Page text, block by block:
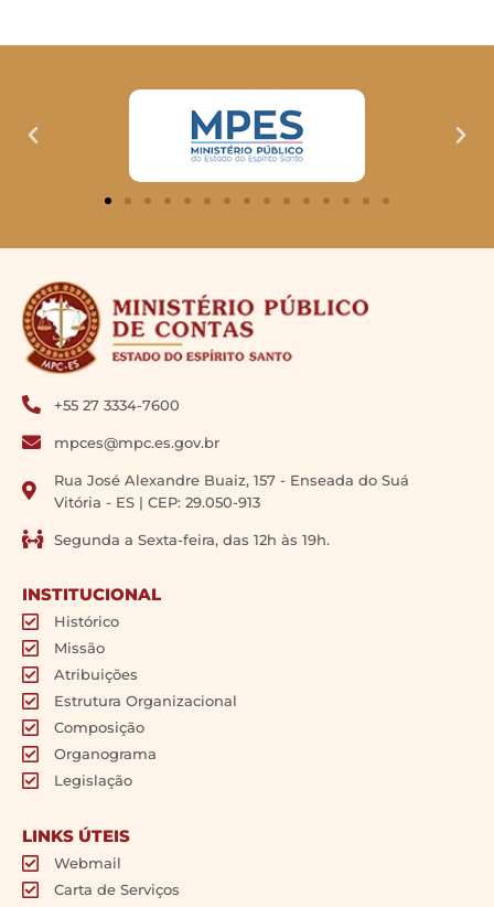
+55 27 3334-7600
mpces@mpc.es.gov.br
Rua José Alexandre Buaiz, 157 - Enseada do Suá
Vitória - ES | CEP: 29.050-913
Segunda a Sexta-feira, das 12h às 19h.
INSTITUCIONAL
Histórico
Missão
Atribuições
Estrutura Organizacional
Composição
Organograma
Legislação
LINKS ÚTEIS
Webmail
Carta de Serviços